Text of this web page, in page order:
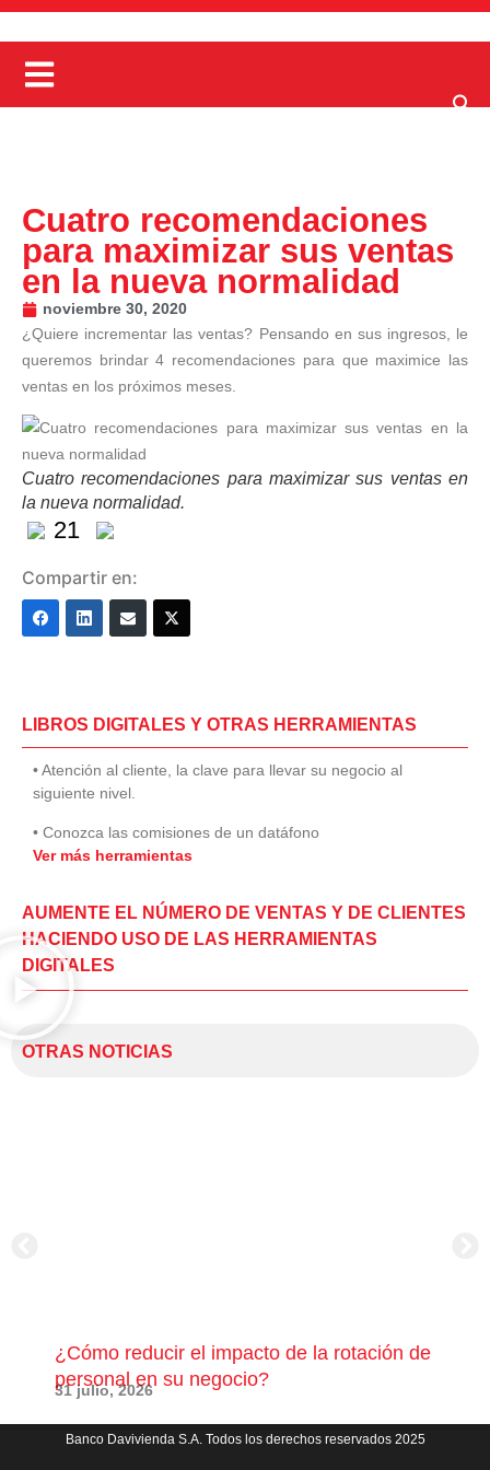
Cuatro recomendaciones
para maximizar sus ventas
en la nueva normalidad
noviembre 30, 2020
¿Quiere incrementar las ventas? Pensando en sus ingresos, le
queremos brindar 4 recomendaciones para que maximice las
ventas en los próximos meses.
Cuatro recomendaciones para maximizar sus ventas en
la nueva normalidad.
21
Compartir en:
LIBROS DIGITALES Y OTRAS HERRAMIENTAS
• Atención al cliente, la clave para llevar su negocio al
siguiente nivel.
• Conozca las comisiones de un datáfono
Ver más herramientas
AUMENTE EL NÚMERO DE VENTAS Y DE CLIENTES
HACIENDO USO DE LAS HERRAMIENTAS
DIGITALES
OTRAS NOTICIAS
¿Cómo reducir el impacto de la rotación de
personal en su negocio?
31 julio, 2026
Banco Davivienda S.A. Todos los derechos reservados 2025